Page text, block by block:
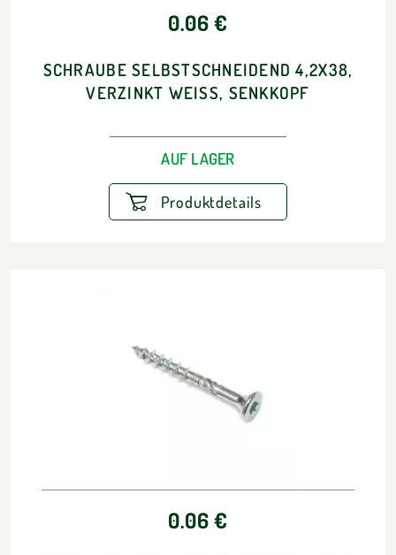
0.06 €
SCHRAUBE SELBSTSCHNEIDEND 4,2X38,
VERZINKT WEISS, SENKKOPF
AUF LAGER
Produktdetails
0.06 €